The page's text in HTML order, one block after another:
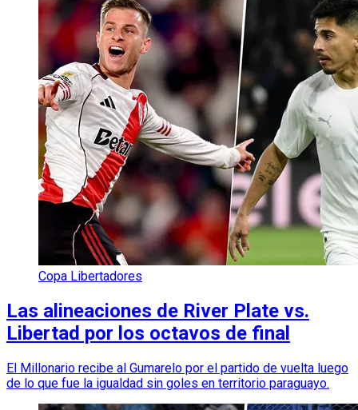
Copa Libertadores
Las alineaciones de River Plate vs.
Libertad por los octavos de final
El Millonario recibe al Gumarelo por el partido de vuelta luego
de lo que fue la igualdad sin goles en territorio paraguayo.